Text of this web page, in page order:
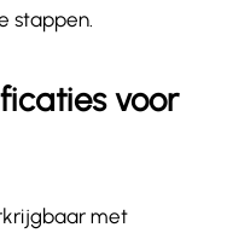
stappen.
voor
met